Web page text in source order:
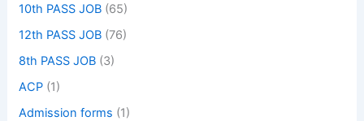
10th PASS JOB (65)
12th PASS JOB (76)
8th PASS JOB (3)
ACP (1)
Admission forms (1)